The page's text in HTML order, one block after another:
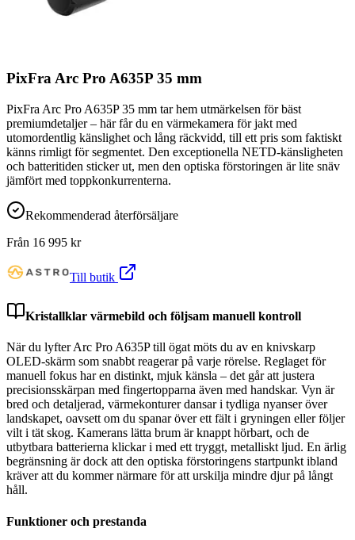
PixFra Arc Pro A635P 35 mm
PixFra Arc Pro A635P 35 mm tar hem utmärkelsen för bäst
premiumdetaljer – här får du en värmekamera för jakt med
utomordentlig känslighet och lång räckvidd, till ett pris som faktiskt
känns rimligt för segmentet. Den exceptionella NETD-känsligheten
och batteritiden sticker ut, men den optiska förstoringen är lite snäv
jämfört med toppkonkurrenterna.
Rekommenderad återförsäljare
Från 16 995 kr
Till butik
Kristallklar värmebild och följsam manuell kontroll
När du lyfter Arc Pro A635P till ögat möts du av en knivskarp
OLED-skärm som snabbt reagerar på varje rörelse. Reglaget för
manuell fokus har en distinkt, mjuk känsla – det går att justera
precisionsskärpan med fingertopparna även med handskar. Vyn är
bred och detaljerad, värmekonturer dansar i tydliga nyanser över
landskapet, oavsett om du spanar över ett fält i gryningen eller följer
vilt i tät skog. Kamerans lätta brum är knappt hörbart, och de
utbytbara batterierna klickar i med ett tryggt, metalliskt ljud. En ärlig
begränsning är dock att den optiska förstoringens startpunkt ibland
kräver att du kommer närmare för att urskilja mindre djur på långt
håll.
Funktioner och prestanda